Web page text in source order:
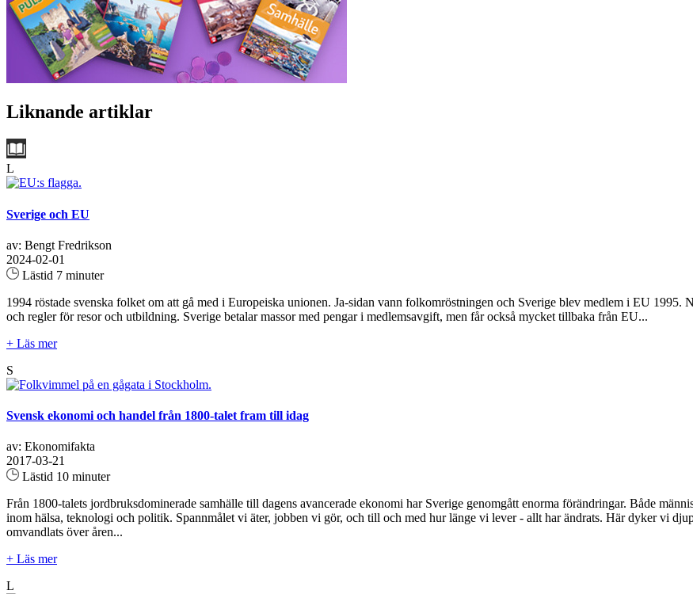
Liknande artiklar
L
Sverige och EU
av: Bengt Fredrikson
2024-02-01
Lästid 7 minuter
1994 röstade svenska folket om att gå med i Europeiska unionen. Ja-sidan vann folkomröstningen och Sverige blev medlem i EU 1995.
och regler för resor och utbildning. Sverige betalar massor med pengar i medlemsavgift, men får också mycket tillbaka från EU...
+ Läs mer
S
Svensk ekonomi och handel från 1800-talet fram till idag
av: Ekonomifakta
2017-03-21
Lästid 10 minuter
Från 1800-talets jordbruksdominerade samhälle till dagens avancerade ekonomi har Sverige genomgått enorma förändringar. Både
inom hälsa, teknologi och politik. Spannmålet vi äter, jobben vi gör, och till och med hur länge vi lever - allt har ändrats. Här dyker vi
omvandlats över åren...
+ Läs mer
L